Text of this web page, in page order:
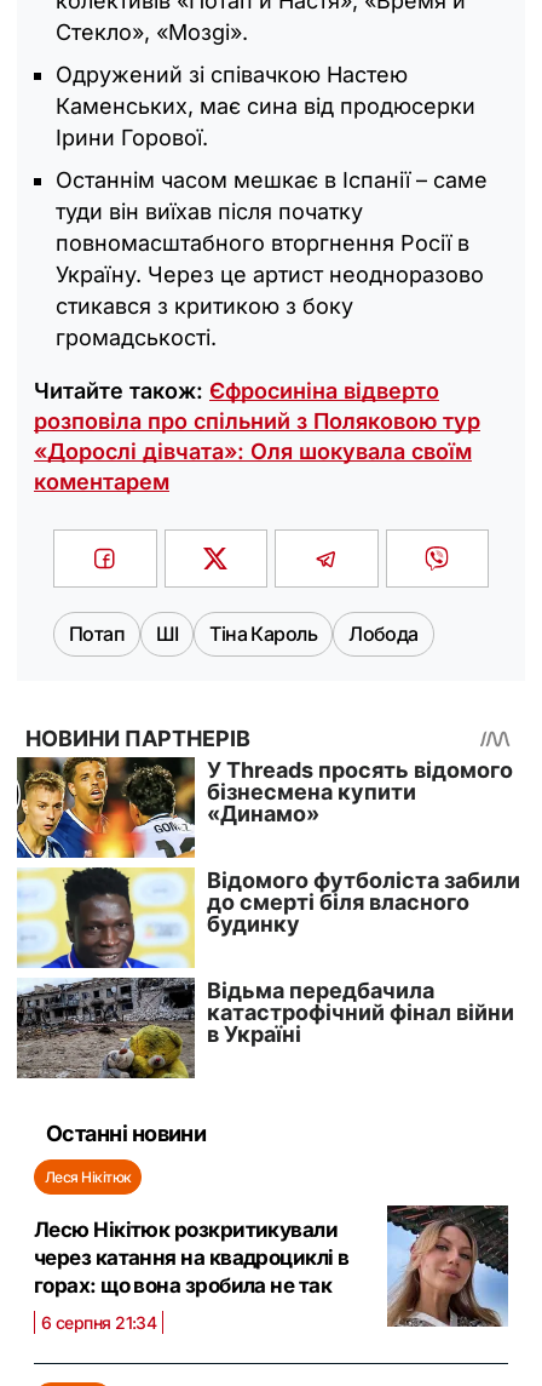
Стекло», «Moзgi».
Одружений зі співачкою Настею
Каменських, має сина від продюсерки
Ірини Горової.
Останнім часом мешкає в Іспанії – саме
туди він виїхав після початку
повномасштабного вторгнення Росії в
Україну. Через це артист неодноразово
стикався з критикою з боку
громадськості.
Читайте також: Єфросиніна відверто
розповіла про спільний з Поляковою тур
«Дорослі дівчата»: Оля шокувала своїм
коментарем
Потап ШІ Тіна Кароль Лобода
Останні новини
Леся Нікітюк
Лесю Нікітюк розкритикували
через катання на квадроциклі в
горах: що вона зробила не так
6 серпня 21:34